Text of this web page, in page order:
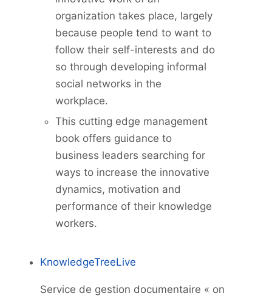
organization takes place, largely
because people tend to want to
follow their self-interests and do
so through developing informal
social networks in the
workplace.
This cutting edge management
book offers guidance to
business leaders searching for
ways to increase the innovative
dynamics, motivation and
performance of their knowledge
workers.
KnowledgeTreeLive
Service de gestion documentaire « on